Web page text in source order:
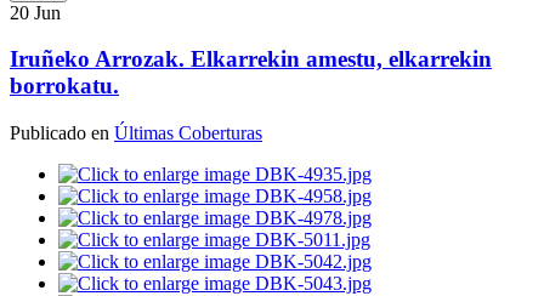
20 Jun
Iruñeko Arrozak. Elkarrekin amestu, elkarrekin
borrokatu.
Publicado en Últimas Coberturas